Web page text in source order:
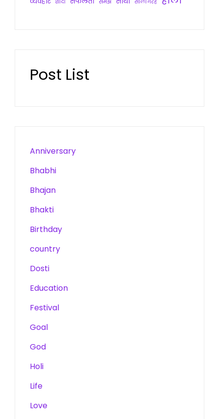
शादी समझ सालगिरह
Post List
Anniversary
Bhabhi
Bhajan
Bhakti
Birthday
country
Dosti
Education
Festival
Goal
God
Holi
Life
Love